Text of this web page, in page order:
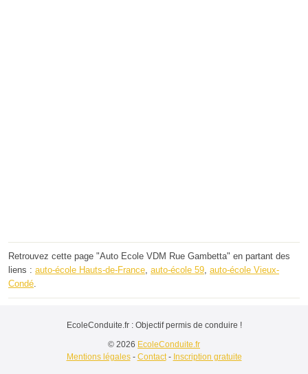
Retrouvez cette page "Auto Ecole VDM Rue Gambetta" en partant des
liens : auto-école Hauts-de-France, auto-école 59, auto-école Vieux-
Condé.
EcoleConduite.fr : Objectif permis de conduire !
© 2026 EcoleConduite.fr
Mentions légales- Contact- Inscription gratuite